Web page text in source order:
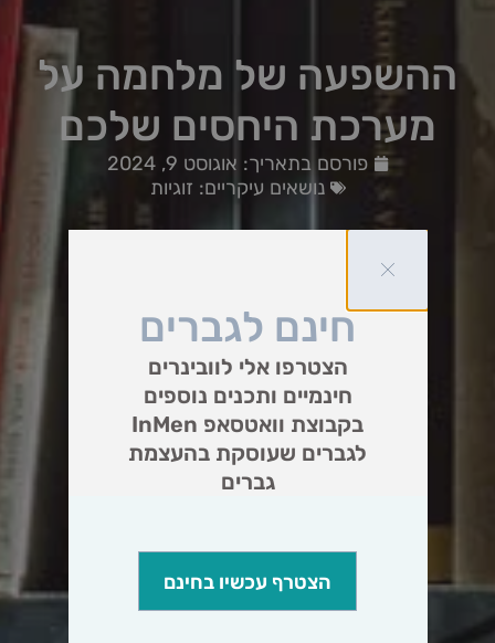
ההשפעה של מלחמה על
מערכת היחסים שלכם
פורסם בתאריך: אוגוסט 9, 2024
נושאים עיקריים: זוגיות
חינם לגברים
הצטרפו אלי לוובינרים
חינמיים ותכנים נוספים
בקבוצת וואטסאפ InMen
לגברים שעוסקת בהעצמת
גברים
הצטרף עכשיו בחינם